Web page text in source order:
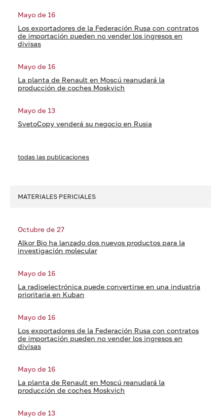
Mayo de 16
Los exportadores de la Federación Rusa con contratos
de importación pueden no vender los ingresos en
divisas
Mayo de 16
La planta de Renault en Moscú reanudará la
producción de coches Moskvich
Mayo de 13
SvetoCopy venderá su negocio en Rusia
todas las publicaciones
MATERIALES PERICIALES
Octubre de 27
Alkor Bio ha lanzado dos nuevos productos para la
investigación molecular
Mayo de 16
La radioelectrónica puede convertirse en una industria
prioritaria en Kuban
Mayo de 16
Los exportadores de la Federación Rusa con contratos
de importación pueden no vender los ingresos en
divisas
Mayo de 16
La planta de Renault en Moscú reanudará la
producción de coches Moskvich
Mayo de 13